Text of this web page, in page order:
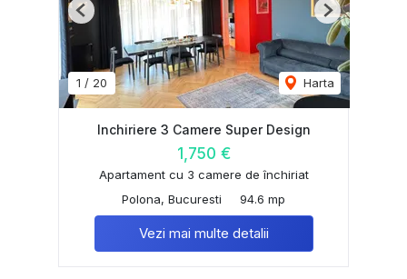
1 / 20 Harta
Previous Next
Inchiriere 3 Camere Super Design
1,750 €
Apartament cu 3 camere de închiriat
Polona, Bucuresti
94.6 mp
Vezi mai multe detalii